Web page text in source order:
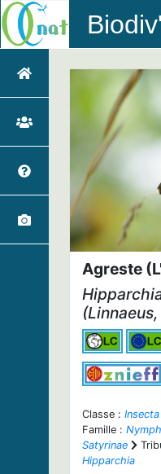
Agreste
Classe : Insecta
Famille :
Satyrinae
Hipparchia